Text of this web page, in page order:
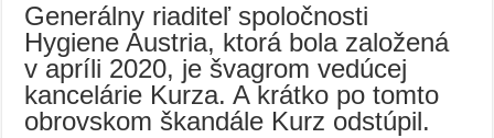
Generálny riaditeľ spoločnosti
Hygiene Austria, ktorá bola založená
v apríli 2020, je švagrom vedúcej
kancelárie Kurza. A krátko po tomto
obrovskom škandále Kurz odstúpil.